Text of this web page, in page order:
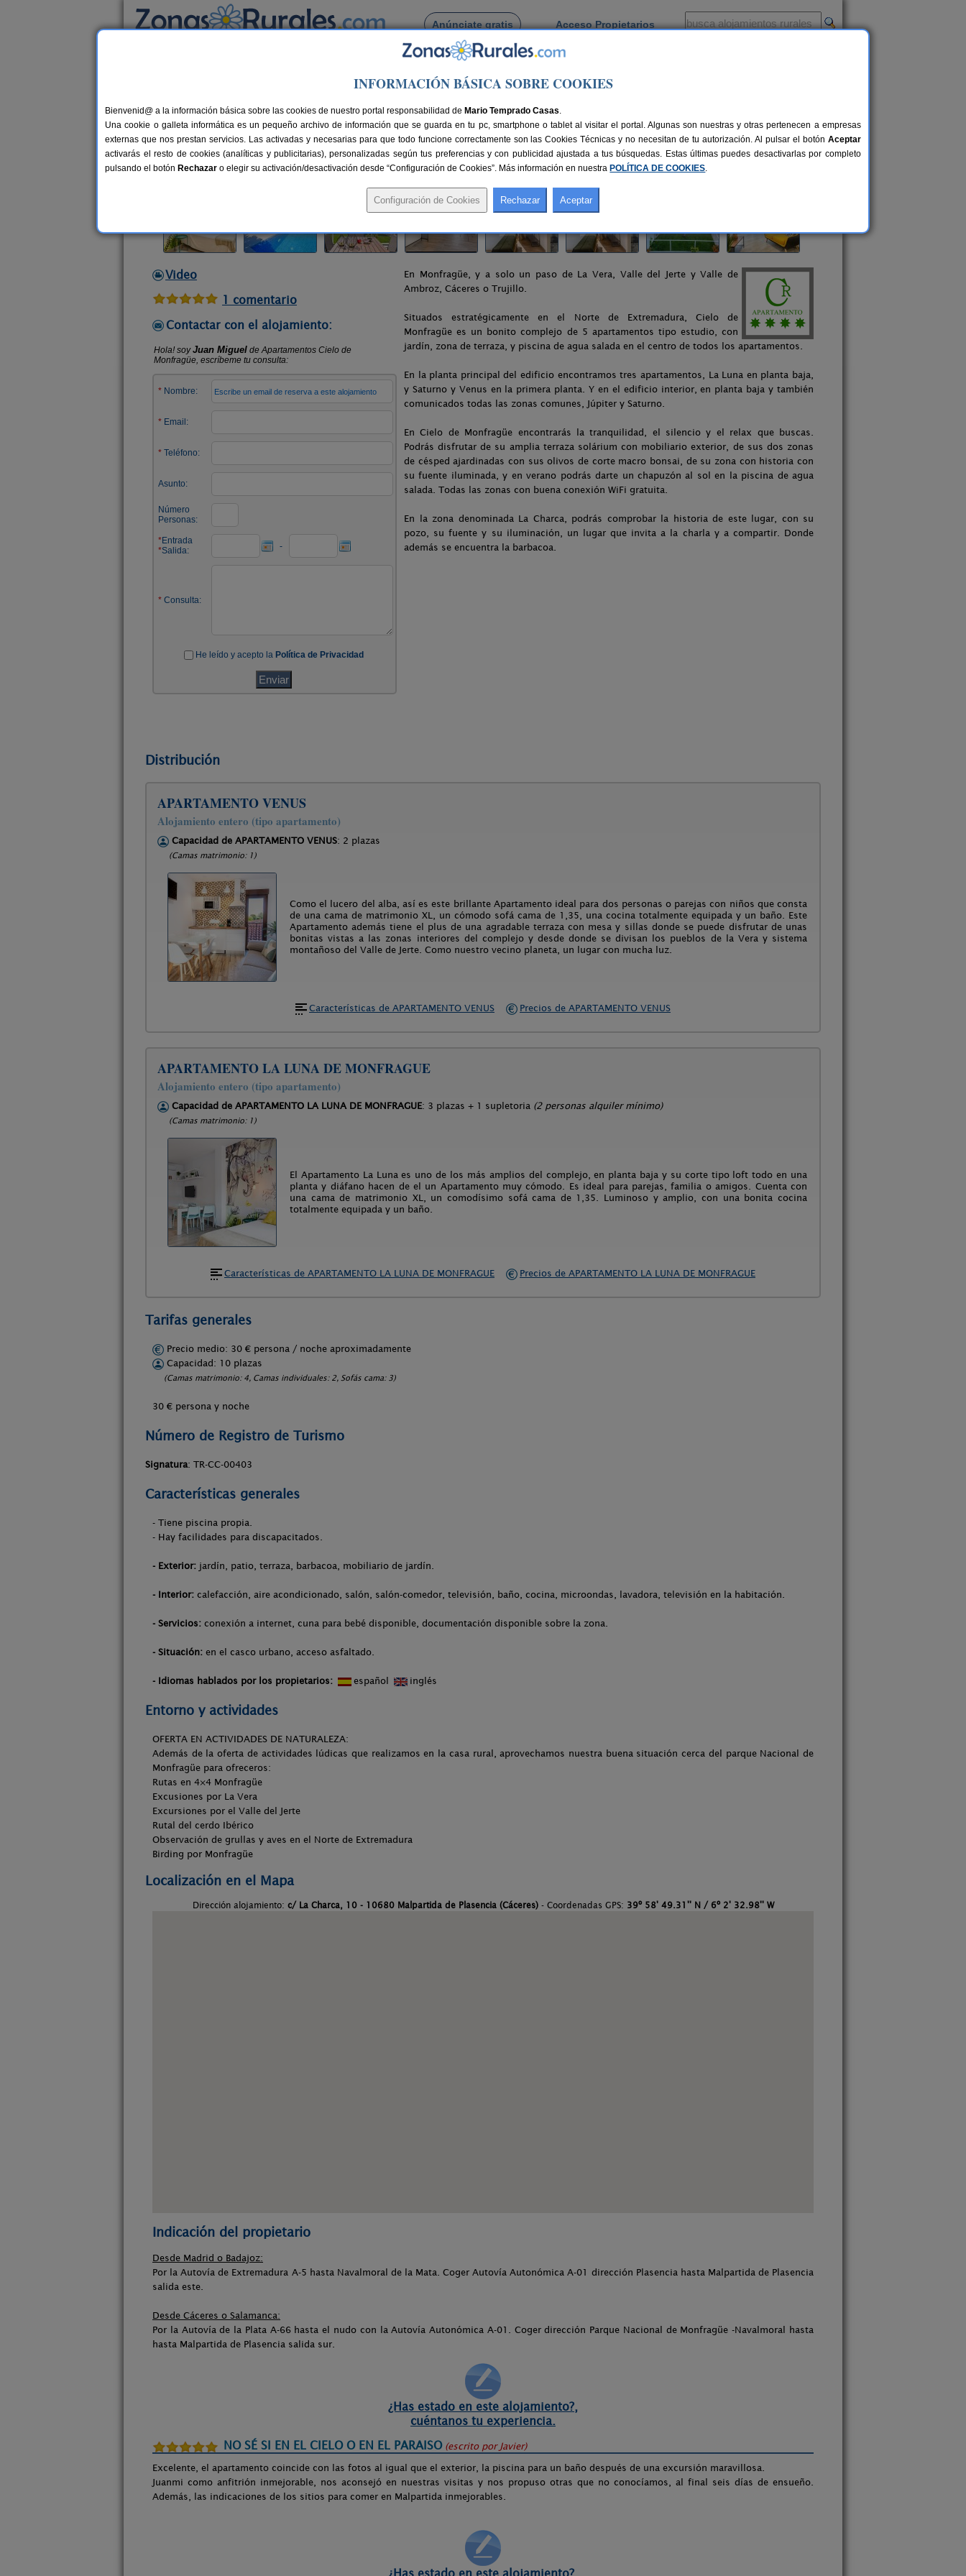
Anúnciate gratis Acceso Propietarios
Busca por pueblo
Malpartida de Plasencia> Apartamentos Cielo de Monfragüe
Apartamentos Cielo de Monfragüe
Apartamentos Rurales en Malpartida de Plasencia (Cáceres)
Alquiler por habitaciones 10 plazas 80 km de Cáceres Compartir:
Video
1 comentario
Contactar con el alojamiento:
En Monfragüe, y a solo un paso de La Vera, Valle del Jerte y Valle de
Ambroz, Cáceres o Trujillo.
Situados estratégicamente en el Norte de Extremadura, Cielo de
Monfragüe es un bonito complejo de 5 apartamentos tipo estudio, con
jardín, zona de terraza, y piscina de agua salada en el centro de todos los apartamentos.
En la planta principal del edificio encontramos tres apartamentos, La Luna en planta baja,
y Saturno y Venus en la primera planta. Y en el edificio interior, en planta baja y también
comunicados todas las zonas comunes, Júpiter y Saturno.
En Cielo de Monfragüe encontrarás la tranquilidad, el silencio y el relax que buscas.
Podrás disfrutar de su amplia terraza solárium con mobiliario exterior, de sus dos zonas
de césped ajardinadas con sus olivos de corte macro bonsai, de su zona con historia con
su fuente iluminada, y en verano podrás darte un chapuzón al sol en la piscina de agua
salada. Todas las zonas con buena conexión WiFi gratuita.
En la zona denominada La Charca, podrás comprobar la historia de este lugar, con su
pozo, su fuente y su iluminación, un lugar que invita a la charla y a compartir. Donde
además se encuentra la barbacoa.
Distribución
APARTAMENTO VENUS
Alojamiento entero (tipo apartamento)
Capacidad de APARTAMENTO VENUS: 2 plazas
(Camas matrimonio: 1)
Como el lucero del alba, así es este brillante Apartamento ideal para dos personas o parejas con niños que consta
de una cama de matrimonio XL, un cómodo sofá cama de 1,35, una cocina totalmente equipada y un baño. Este
Apartamento además tiene el plus de una agradable terraza con mesa y sillas donde se puede disfrutar de unas
bonitas vistas a las zonas interiores del complejo y desde donde se divisan los pueblos de la Vera y sistema
montañoso del Valle de Jerte. Como nuestro vecino planeta, un lugar con mucha luz.
Características de APARTAMENTO VENUS Precios de APARTAMENTO VENUS
APARTAMENTO LA LUNA DE MONFRAGUE
Alojamiento entero (tipo apartamento)
Capacidad de APARTAMENTO LA LUNA DE MONFRAGUE: 3 plazas + 1 supletoria (2 personas alquiler mínimo)
(Camas matrimonio: 1)
El Apartamento La Luna es uno de los más amplios del complejo, en planta baja y su corte tipo loft todo en una
planta y diáfano hacen de el un Apartamento muy cómodo. Es ideal para parejas, familia o amigos. Cuenta con
una cama de matrimonio XL, un comodísimo sofá cama de 1,35. Luminoso y amplio, con una bonita cocina
totalmente equipada y un baño.
Características de APARTAMENTO LA LUNA DE MONFRAGUE Precios de APARTAMENTO LA LUNA DE MONFRAGUE
Tarifas generales
Precio medio: 30 € persona / noche aproximadamente
Capacidad: 10 plazas
(Camas matrimonio: 4, Camas individuales: 2, Sofás cama: 3)
30 € persona y noche
Número de Registro de Turismo
Signatura: TR-CC-00403
Características generales
- Tiene piscina propia.
- Hay facilidades para discapacitados.
- Exterior: jardín, patio, terraza, barbacoa, mobiliario de jardín.
- Interior: calefacción, aire acondicionado, salón, salón-comedor, televisión, baño, cocina, microondas, lavadora, televisión en la habitación.
- Servicios: conexión a internet, cuna para bebé disponible, documentación disponible sobre la zona.
- Situación: en el casco urbano, acceso asfaltado.
- Idiomas hablados por los propietarios: español inglés
Entorno y actividades
OFERTA EN ACTIVIDADES DE NATURALEZA:
Además de la oferta de actividades lúdicas que realizamos en la casa rural, aprovechamos nuestra buena situación cerca del parque Nacional de
Monfragüe para ofreceros:
Rutas en 4×4 Monfragüe
Excusiones por La Vera
Excursiones por el Valle del Jerte
Rutal del cerdo Ibérico
Observación de grullas y aves en el Norte de Extremadura
Birding por Monfragüe
Localización en el Mapa
Dirección alojamiento: c/ La Charca, 10 - 10680 Malpartida de Plasencia (Cáceres)- Coordenadas GPS: 39º 58' 49.31'' N / 6º 2' 32.98'' W
Indicación del propietario
Desde Madrid o Badajoz:
Por la Autovía de Extremadura A-5 hasta Navalmoral de la Mata. Coger Autovía Autonómica A-01 dirección Plasencia hasta Malpartida de Plasencia
salida este.
Desde Cáceres o Salamanca:
Por la Autovía de la Plata A-66 hasta el nudo con la Autovía Autonómica A-01. Coger dirección Parque Nacional de Monfragüe -Navalmoral hasta
hasta Malpartida de Plasencia salida sur.
¿Has estado en este alojamiento?,
cuéntanos tu experiencia.
NO SÉ SI EN EL CIELO O EN EL PARAISO (escrito por Javier)
Excelente, el apartamento coincide con las fotos al igual que el exterior, la piscina para un baño después de una excursión maravillosa.
Juanmi como anfitrión inmejorable, nos aconsejó en nuestras visitas y nos propuso otras que no conocíamos, al final seis días de ensueño.
Además, las indicaciones de los sitios para comer en Malpartida inmejorables.
¿Has estado en este alojamiento?,
INFORMACIÓN BÁSICA SOBRE COOKIES
Bienvenid@ a la información básica sobre las cookies de nuestro portal responsabilidad de Mario Temprado Casas.
Una cookie o galleta informática es un pequeño archivo de información que se guarda en tu pc, smartphone o tablet al visitar el portal. Algunas son nuestras y otras pertenecen a empresas
externas que nos prestan servicios. Las activadas y necesarias para que todo funcione correctamente son las Cookies Técnicas y no necesitan de tu autorización. Al pulsar el botón Aceptar
activarás el resto de cookies (analíticas y publicitarias), personalizadas según tus preferencias y con publicidad ajustada a tus búsquedas. Estas últimas puedes desactivarlas por completo
pulsando el botón Rechazar o elegir su activación/desactivación desde “Configuración de Cookies”. Más información en nuestra POLÍTICA DE COOKIES.